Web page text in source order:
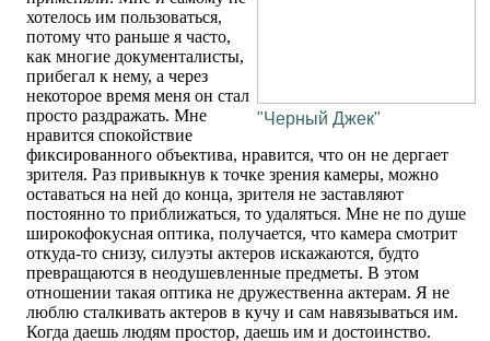
"Черный Джек"
хотелось им пользоваться,
потому что раньше я часто,
как многие документалисты,
прибегал к нему, а через
некоторое время меня он стал
просто раздражать. Мне
нравится спокойствие
фиксированного объектива, нравится, что он не дергает
зрителя. Раз привыкнув к точке зрения камеры, можно
оставаться на ней до конца, зрителя не заставляют
постоянно то приближаться, то удаляться. Мне не по душе
широкофокусная оптика, получается, что камера смотрит
откуда-то снизу, силуэты актеров искажаются, будто
превращаются в неодушевленные предметы. В этом
отношении такая оптика не дружественна актерам. Я не
люблю сталкивать актеров в кучу и сам навязываться им.
Когда даешь людям простор, даешь им и достоинство.